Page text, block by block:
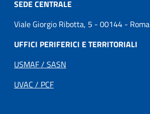
SEDE CENTRALE
Viale Giorgio Ribotta, 5 - 00144 - Roma
UFFICI PERIFERICI E TERRITORIALI
USMAF / SASN
UVAC / PCF